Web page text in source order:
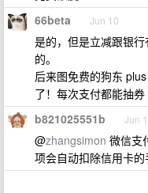
66beta Jun 10
是的，但是立减跟银
的。
后来图免费的狗东
了！每次支付都能抽券
b821025551b Jun
@zhangsimon 微信支
项会自动扣除信用卡的